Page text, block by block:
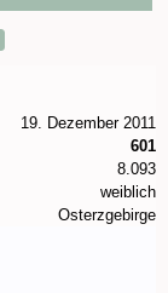
19. Dezember 2011
601
8.093
weiblich
Osterzgebirge